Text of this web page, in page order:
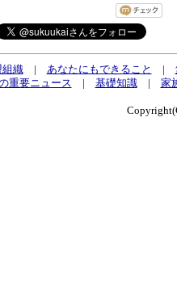
組織| あなたにもできること |
重要ニュース | 基礎知識| 家